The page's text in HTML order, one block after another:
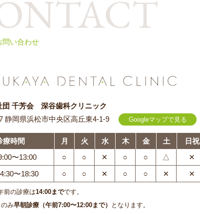
問い合わせ
団 千芳会 深谷歯科クリニック
静岡県浜松市中央区高丘東4-1-9
Googleマップで見る
療時間 月 火 水 木 金 土
日祝
〜13:00
○ ○ ✕ ○ ○ △
✕
〜18:30
○ ○ ✕ ○ ○ ✕ ✕
前の診療は14:00までです。
み早朝診療（午前7:00〜12:00まで） となります。